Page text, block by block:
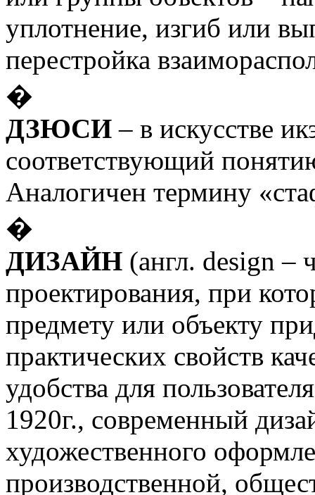
уплотнение, изгиб или
перестройка
�
ДЗЮСИ – в искусстве
соответствующий
Аналогичен термину
�
ДИЗАЙН (англ. design –
проектирования, при
предмету или объекту
практических свойств
удобства для
1920г., современный
художественного
производственной,